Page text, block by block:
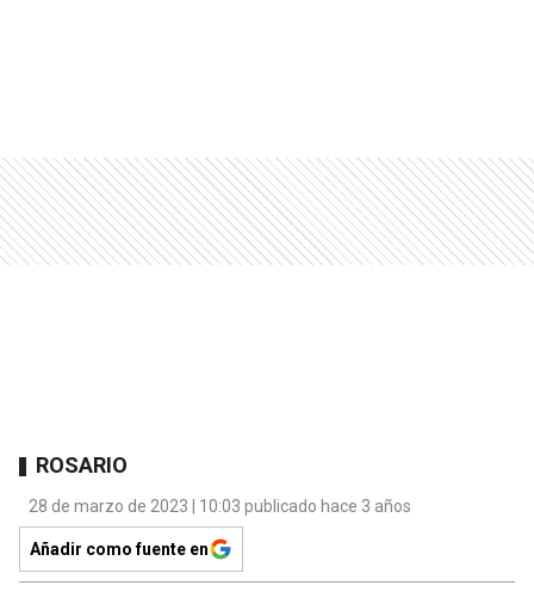
ROSARIO
28 de marzo de 2023 | 10:03 publicado hace 3 años
Añadir como fuente en